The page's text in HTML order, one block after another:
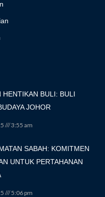
HENTIKAN BULI: BULI
JOHOR
3:55 am
SABAH: KOMITMEN
UNTUK PERTAHANAN
5:06 pm